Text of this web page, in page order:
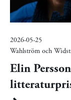
2026-05-25
Wahlström och
Elin